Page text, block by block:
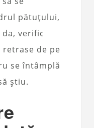
pătuțului,
verific
de pe
se întâmplă
știu.